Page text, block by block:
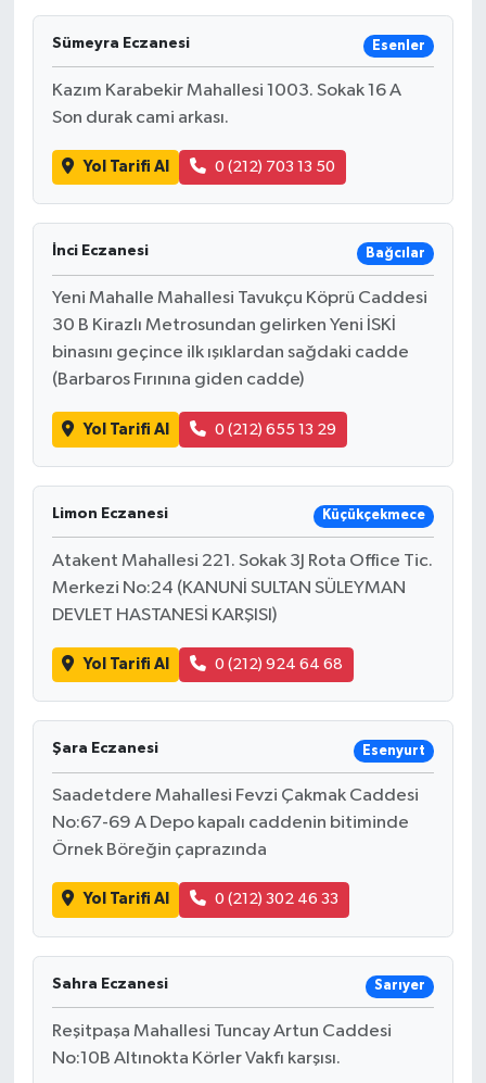
Sümeyra Eczanesi Esenler
Kazım Karabekir Mahallesi 1003. Sokak 16 A
Son durak cami arkası.
Yol Tarifi Al 0 (212) 703 13 50
İnci Eczanesi Bağcılar
Yeni Mahalle Mahallesi Tavukçu Köprü Caddesi
30 B Kirazlı Metrosundan gelirken Yeni İSKİ
binasını geçince ilk ışıklardan sağdaki cadde
(Barbaros Fırınına giden cadde)
Yol Tarifi Al 0 (212) 655 13 29
Limon Eczanesi Küçükçekmece
Atakent Mahallesi 221. Sokak 3J Rota Office Tic.
Merkezi No:24 (KANUNİ SULTAN SÜLEYMAN
DEVLET HASTANESİ KARŞISI)
Yol Tarifi Al 0 (212) 924 64 68
Şara Eczanesi Esenyurt
Saadetdere Mahallesi Fevzi Çakmak Caddesi
No:67-69 A Depo kapalı caddenin bitiminde
Örnek Böreğin çaprazında
Yol Tarifi Al 0 (212) 302 46 33
Sahra Eczanesi Sarıyer
Reşitpaşa Mahallesi Tuncay Artun Caddesi
No:10B Altınokta Körler Vakfı karşısı.